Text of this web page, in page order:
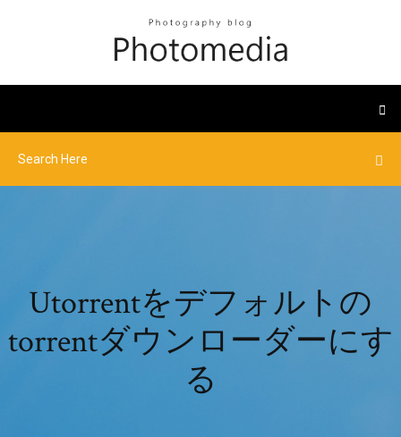
Utorrentをデフォルトの
torrentダウンローダーにす
る